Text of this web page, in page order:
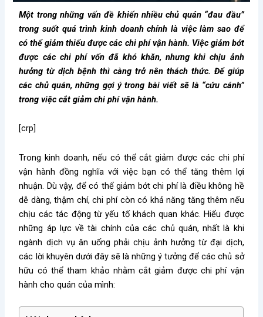
Một trong những vấn đề khiến nhiều chủ quán “đau đầu”
trong suốt quá trình kinh doanh chính là việc làm sao để
có thể giảm thiểu được các chi phí vận hành. Việc giảm bớt
được các chi phí vốn đã khó khăn, nhưng khi chịu ảnh
hưởng từ dịch bệnh thì càng trở nên thách thức. Để giúp
các chủ quán, những gợi ý trong bài viết sẽ là “cứu cánh”
trong việc cắt giảm chi phí vận hành.
[crp]
Trong kinh doanh, nếu có thể cắt giảm được các chi phí
vận hành đồng nghĩa với việc bạn có thể tăng thêm lợi
nhuận. Dù vậy, để có thể giảm bớt chi phí là điều không hề
dễ dàng, thậm chí, chi phí còn có khả năng tăng thêm nếu
chịu các tác động từ yếu tố khách quan khác. Hiểu được
những áp lực về tài chính của các chủ quán, nhất là khi
ngành dịch vụ ăn uống phải chịu ảnh hưởng từ đại dịch,
các lời khuyên dưới đây sẽ là những ý tưởng để các chủ sở
hữu có thể tham khảo nhằm cắt giảm được chi phí vận
hành cho quán của mình: